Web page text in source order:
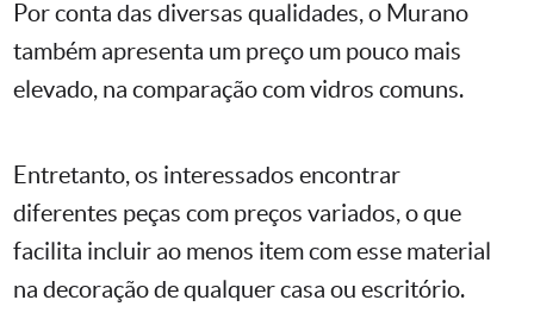
Por conta das diversas qualidades, o Murano
também apresenta um preço um pouco mais
elevado, na comparação com vidros comuns.
Entretanto, os interessados encontrar
diferentes peças com preços variados, o que
facilita incluir ao menos item com esse material
na decoração de qualquer casa ou escritório.